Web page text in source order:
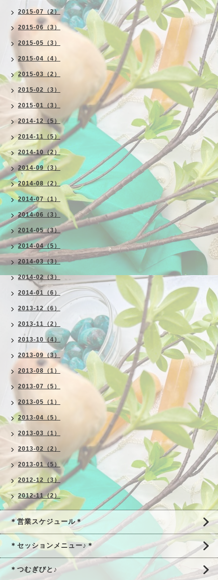
2015-07（2）
2015-06（3）
2015-05（3）
2015-04（4）
2015-03（2）
2015-02（3）
2015-01（3）
2014-12（5）
2014-11（5）
2014-10（2）
2014-09（3）
2014-08（2）
2014-07（1）
2014-06（3）
2014-05（3）
2014-04（5）
2014-03（3）
2014-02（3）
2014-01（6）
2013-12（6）
2013-11（2）
2013-10（4）
2013-09（3）
2013-08（1）
2013-07（5）
2013-05（1）
2013-04（5）
2013-03（1）
2013-02（2）
2013-01（5）
2012-12（3）
2012-11（2）
＊営業スケジュール＊
＊セッションメニュー♪＊
＊つむぎびと♪